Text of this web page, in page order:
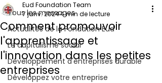
Tous les messages
Actualités de la Fondation Eud
Le capitalisme social
Développement d'entreprises durable
Développez votre entreprise
Comment promouvoir
l'apprentissage et
l'innovation dans les petites
entreprises
Eud Foundation Team
7 janv. 20244 min de lecture